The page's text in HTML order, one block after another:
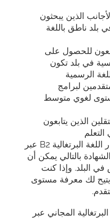
الذين يبحثون
بلد ناطق باللغة
للحصول على
في بلد تكون
الرسمية
لبرامج
لغوي متوسط
الذين يتابعون
كما ترى، فإن اجتياز اختبار اللغة البرتغالية B2 عبر
بالتالي يمكن أن
البلد. وإذا كنت
يتيح لك معرفة مستوى
المجاني عبر